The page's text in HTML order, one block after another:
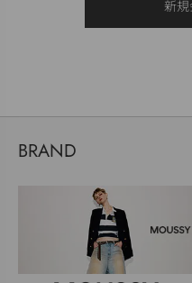
BRAND